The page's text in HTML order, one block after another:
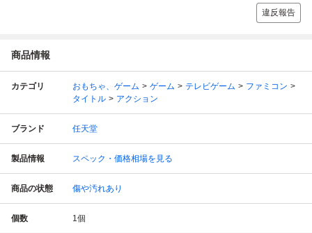
違反報告
商品情報
カテゴリ おもちゃ、ゲーム ゲーム テレビゲーム
ファミコン
タイトル
アクション
ブランド 任天堂
製品情報 スペック・価格相場を見る
商品の状態 傷や汚れあり
個数 1個